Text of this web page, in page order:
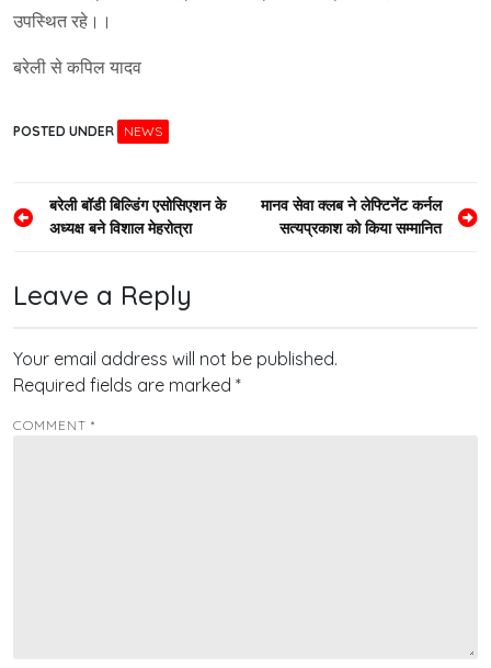
उपस्थित रहे।।
बरेली से कपिल यादव
POSTED UNDER NEWS
Post
navigation
बरेली बॉडी बिल्डिंग एसोसिएशन के
अध्यक्ष बने विशाल मेहरोत्रा
मानव सेवा क्लब ने लेफ्टिनेंट कर्नल
सत्यप्रकाश को किया सम्मानित
Leave a Reply
Your email address will not be published.
Required fields are marked *
COMMENT *